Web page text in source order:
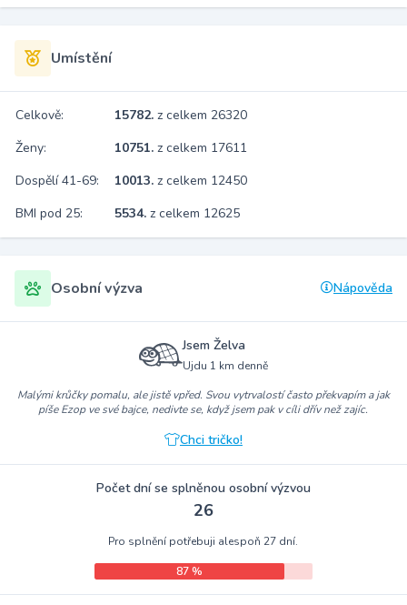
Umístění
Celkově: 15782. z celkem 26320
Ženy:
10751. z celkem 17611
Dospělí 41-69:
10013. z celkem 12450
BMI pod 25:
5534. z celkem 12625
Osobní výzva Nápověda
Jsem Želva
Ujdu 1 km denně
Malými krůčky pomalu, ale jistě vpřed. Svou vytrvalostí často překvapím a jak
píše Ezop ve své bajce, nedivte se, když jsem pak v cíli dřív než zajíc.
Chci tričko!
Počet dní se splněnou osobní výzvou
26
Pro splnění potřebuji alespoň 27 dní.
87 %